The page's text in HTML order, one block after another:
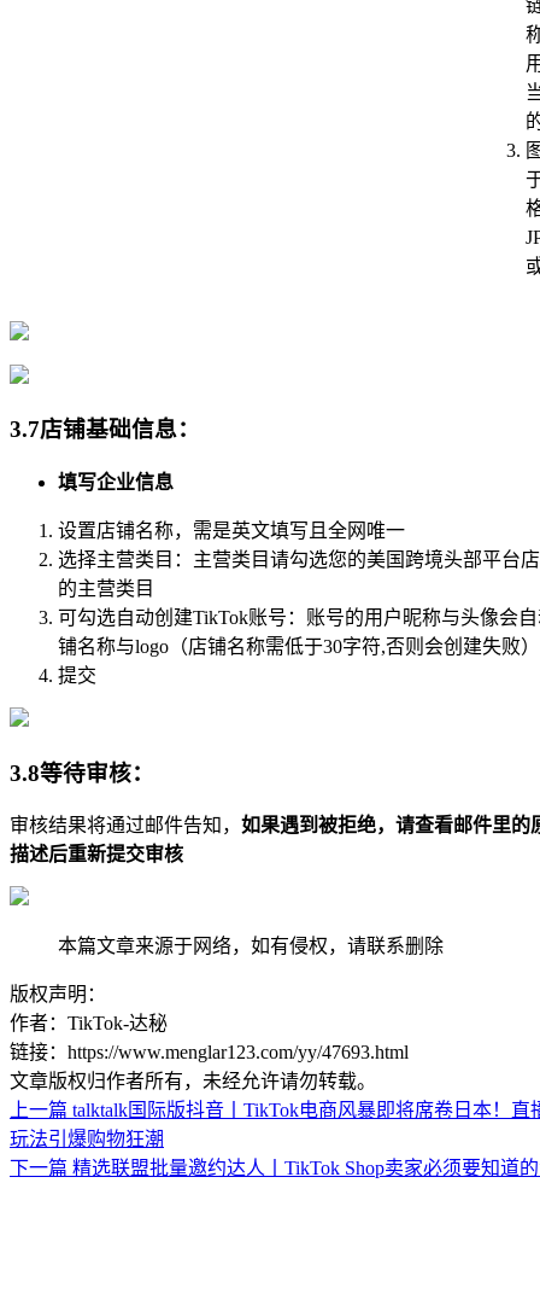
3.7店铺基础信息：
填写企业信息
设置店铺名称，需是英文填写且全网唯一
选择主营类目：主营类目请勾选您的美国跨境头部平台
的主营类目
可勾选自动创建TikTok账号：账号的用户昵称与头像会
铺名称与logo（店铺名称需低于30字符,否则会创建失败）
提交
3.8等待审核：
审核结果将通过邮件告知， 如果遇到被拒绝，请查看邮件里的
描述后重新提交审核
本篇文章来源于网络，如有侵权，请联系删除
版权声明：
作者：TikTok-达秘
链接：https://www.menglar123.com/yy/47693.html
文章版权归作者所有，未经允许请勿转载。
上一篇 talktalk国际版抖音丨TikTok电商风暴即将席卷日本！直
玩法引爆购物狂潮
下一篇 精选联盟批量邀约达人丨TikTok Shop卖家必须要知道